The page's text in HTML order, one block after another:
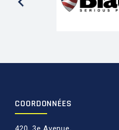
Previous
COORDONNÉES